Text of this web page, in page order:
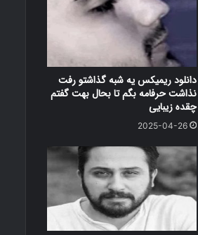
دانلود ریمیکس یه شبه گذاشتو رفت
نذاشت حرفامه بگم تا بحال بهت گفتم
چقده زیبایی
2025-04-26